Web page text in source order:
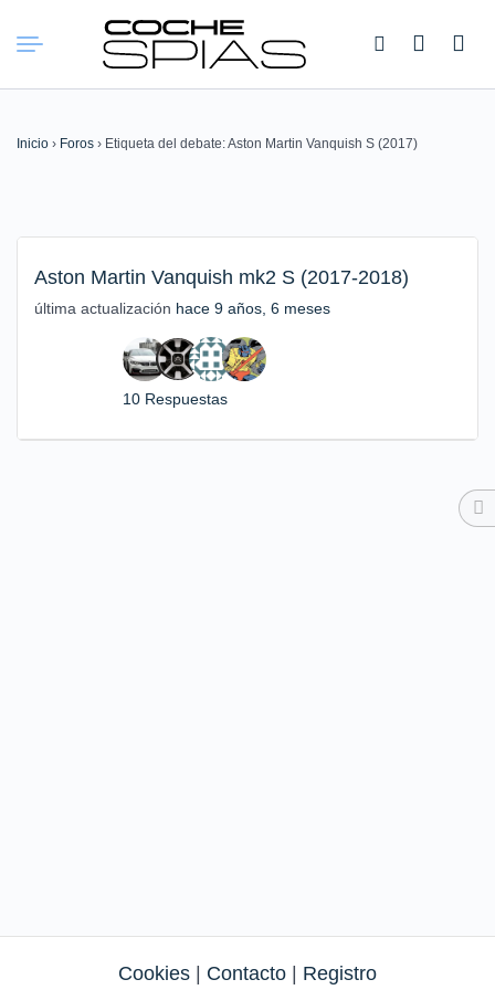
Buscar:
Inicio › Foros › Etiqueta del debate: Aston Martin Vanquish S (2017)
Aston Martin Vanquish mk2 S (2017-2018)
última actualización hace 9 años, 6 meses
10 Respuestas
Cookies Contacto Registro